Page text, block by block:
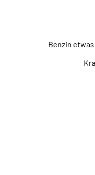
Benzin